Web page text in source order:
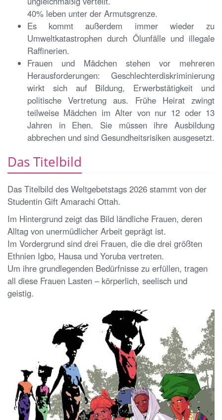
40% leben unter der Armutsgrenze.
Es kommt außerdem immer wieder zu
Umweltkatastrophen durch Ölunfälle und illegale
Raffinerien.
Frauen und Mädchen stehen vor mehreren
Herausforderungen: Geschlechterdiskriminierung
wirkt sich auf Bildung, Erwerbstätigkeit und
politische Vertretung aus. Frühe Heirat zwingt
teilweise Mädchen im Alter von nur 12 oder 13
Jahren in Ehen. Sie müssen ihre Ausbildung
abbrechen und sind Gesundheitsrisiken ausgesetzt.
Das Titelbild
Das Titelbild des Weltgebetstags 2026 stammt von der
Studentin Gift Amarachi Ottah.
Im Hintergrund zeigt das Bild ländliche Frauen, deren
Alltag von unermüdlicher Arbeit geprägt ist.
Im Vordergrund sind drei Frauen, die die drei größten
Ethnien Igbo, Hausa und Yoruba vertreten.
Um ihre grundlegenden Bedürfnisse zu erfüllen, tragen
all diese Frauen Lasten – körperlich, seelisch und
geistig.